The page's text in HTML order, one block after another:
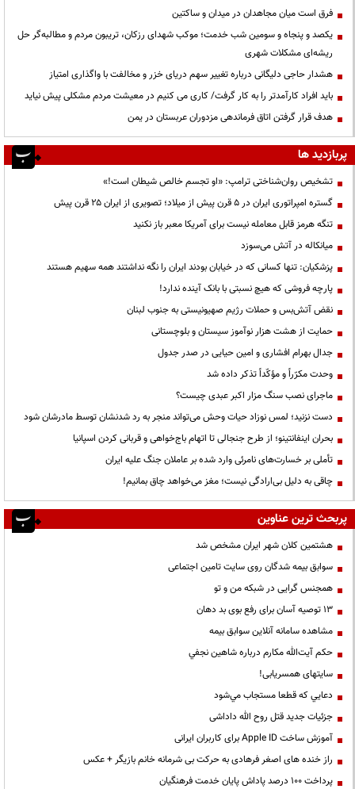
فرق است میان مجاهدان در میدان و ساکتین
یکصد و پنجاه و سومین شب خدمت؛ موکب شهدای رزکان، تریبون مردم و مطالبه‌گر حل
ریشه‌ای مشکلات شهری
هشدار حاجی دلیگانی درباره تغییر سهم دریای خزر و مخالفت با واگذاری امتیاز
باید افراد کارآمدتر را به کار گرفت/ کاری می کنیم در معیشت مردم مشکلی پیش نیاید
هدف قرار گرفتن اتاق‌ فرماندهی مزدوران عربستان در یمن
پربازدید ها
تشخیص روان‌شناختی ترامپ: «او تجسم خالص شیطان است!»
گستره امپراتوری ایران در ۵ قرن پیش از میلاد؛ تصویری از ایران ۲۵ قرن پیش
تنگه هرمز قابل معامله نیست برای آمریکا معبر باز نکنید
میانکاله در آتش می‌سوزد
پزشکیان: تنها کسانی که در خیابان بودند ایران را نگه نداشتند همه سهیم هستند
پارچه فروشی که هیچ نسبتی با بانک آینده ندارد!
نقض آتش‌بس و حملات رژیم صهیونیستی به جنوب لبنان
حمایت از هشت هزار نوآموز سیستان و بلوچستانی
جدال بهرام افشاری و امین حیایی در صدر جدول
وحدت مکرّراً و مؤکّداً تذکر داده شد
ماجرای نصب سنگ مزار اکبر عبدی چیست؟
دست نزنید؛ لمس نوزاد حیات وحش می‌تواند منجر به رد شدنشان توسط مادرشان شود
بحران اینفانتینو؛ از طرح جنجالی تا اتهام باج‌خواهی و قربانی کردن اسپانیا
تأملی بر خسارت‌های نامرئی وارد شده بر عاملان جنگ علیه ایران
چاقی به دلیل بی‌ارادگی نیست؛ مغز می‌خواهد چاق بمانیم!
پربحث ترین عناوین
هشتمین کلان شهر ایران مشخص شد
سوابق بیمه شدگان روی سایت تامین اجتماعی
همجنس گرایی در شبکه من و تو
13 توصیه آسان برای رفع بوی بد دهان
مشاهده سامانه آنلاين سوابق بیمه
حكم آيت‌الله مكارم درباره شاهين نجفي
سایتهای همسریابی!
دعايي كه قطعا مستجاب مي‌شود
جزئیات جدید قتل روح الله داداشی
آموزش ساخت Apple ID برای کاربران ایرانی
راز خنده های اصغر فرهادی به حرکت بی شرمانه خانم بازیگر + عکس
پرداخت ۱۰۰ درصد پاداش پایان خدمت فرهنگیان